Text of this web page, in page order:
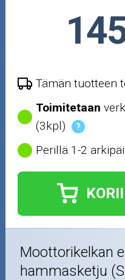
Outlet-tuotteet
Tämän tuotteen
Toimitetaan
(3kpl)
?
Perillä 1-2
Moottorikelkan
hammasketju